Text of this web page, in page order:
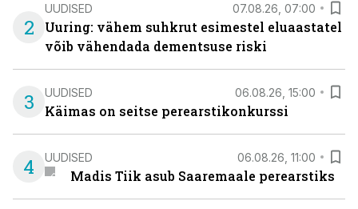
2
UUDISED 07.08.26, 07:00
Uuring: vähem suhkrut esimestel eluaastatel
võib vähendada dementsuse riski
3 UUDISED 06.08.26, 15:00
Käimas on seitse perearstikonkurssi
4 UUDISED 06.08.26, 11:00
Madis Tiik asub Saaremaale perearstiks